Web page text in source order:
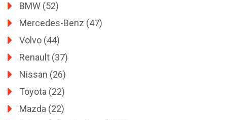
BMW (52)
Mercedes-Benz (47)
Volvo (44)
Renault (37)
Nissan (26)
Toyota (22)
Mazda (22)